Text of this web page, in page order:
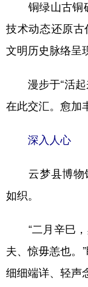
铜绿山古铜矿
技术动态还原
文明历史脉络呈
漫步于“活起
在此交汇。愈加
深入人心
云梦县博物馆
如织。
“二月辛巳，
夫、惊毋恙也。
细细端详、轻声